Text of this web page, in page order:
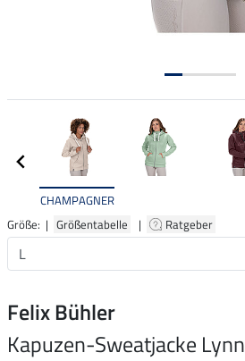
CHAMPAGNER
Größe: | Größentabelle | Ratgeber
Felix Bühler
Kapuzen-Sweatjacke Lynn